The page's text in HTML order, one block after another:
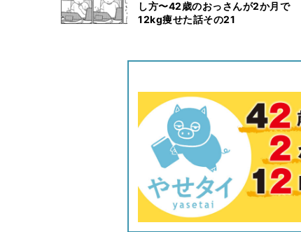
し方〜42歳のおっさんが2か月で
12kg痩せた話その21